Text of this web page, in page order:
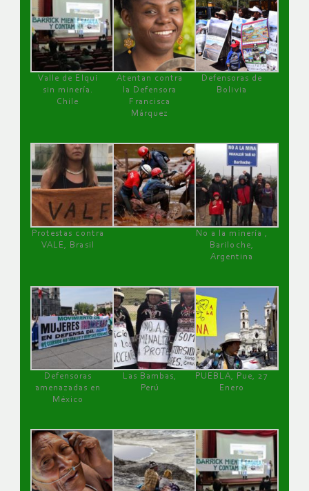
Valle de Elqui
sin minería.
Chile
Atentan contra
la Defensora
Francisca
Márquez
Defensoras de
Bolivia
Protestas contra
VALE, Brasil
No a la minería ,
Bariloche,
Argentina
Defensoras
amenazadas en
México
Las Bambas,
Perú
PUEBLA, Pue, 27
Enero